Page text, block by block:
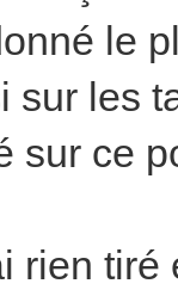
le
sur les
sur ce
rien